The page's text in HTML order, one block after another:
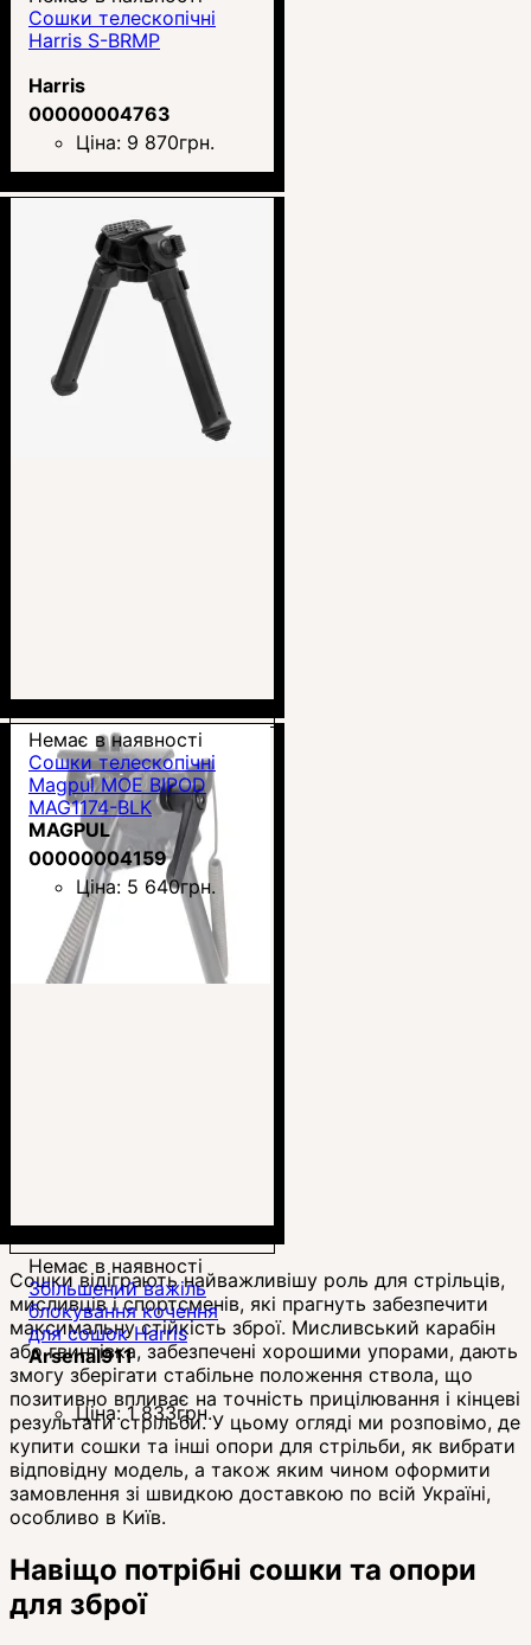
Сошки телескопічні
Harris S-BRMP
Harris
00000004763
Ціна: 9 870грн.
Немає в наявності
Сошки телескопічні
Magpul MOE BIPOD
MAG1174-BLK
MAGPUL
00000004159
Ціна: 5 640грн.
Немає в наявності
Збільшений важіль
блокування кочення
для сошок Harris
Arsenal911
Ціна:1 833грн.
Сошки відіграють найважливішу роль для стрільців,
мисливців і спортсменів, які прагнуть забезпечити
максимальну стійкість зброї. Мисливський карабін
або гвинтівка, забезпечені хорошими упорами, дають
змогу зберігати стабільне положення ствола, що
позитивно впливає на точність прицілювання і кінцеві
результати стрільби. У цьому огляді ми розповімо, де
купити сошки та інші опори для стрільби, як вибрати
відповідну модель, а також яким чином оформити
замовлення зі швидкою доставкою по всій Україні,
особливо в Київ.
Навіщо потрібні сошки та опори
для зброї